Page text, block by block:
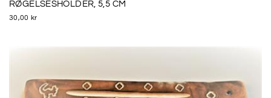
RØGELSESHOLDER, 5,5 CM
30,00 kr